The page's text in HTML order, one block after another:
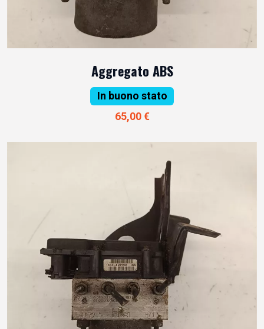
Aggregato ABS
In buono stato
65,00 €